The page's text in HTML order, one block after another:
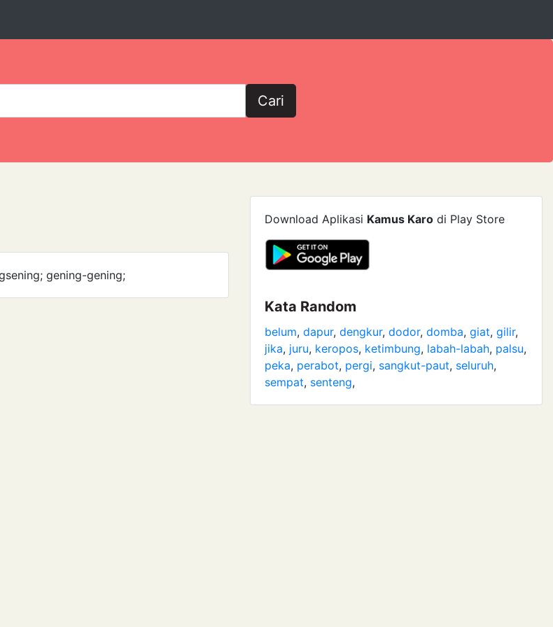
Cari
gening-gening;
Download Aplikasi Kamus Karo di Play Store
Kata Random
belum, dapur, dengkur, dodor, domba, giat, gilir,
jika, juru, keropos, ketimbung, labah-labah, palsu,
peka, perabot, pergi, sangkut-paut, seluruh,
sempat, senteng,